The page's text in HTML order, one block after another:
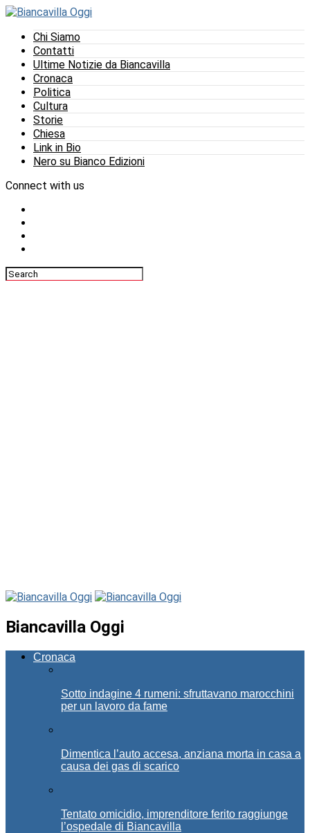
Chi Siamo
Contatti
Ultime Notizie da Biancavilla
Cronaca
Politica
Cultura
Storie
Chiesa
Link in Bio
Nero su Bianco Edizioni
Connect with us
Biancavilla Oggi
Cronaca
Sotto indagine 4 rumeni: sfruttavano marocchini
per un lavoro da fame
Dimentica l’auto accesa, anziana morta in casa a
causa dei gas di scarico
Tentato omicidio, imprenditore ferito raggiunge
l’ospedale di Biancavilla